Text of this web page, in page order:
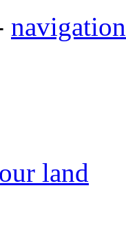
navigation
land